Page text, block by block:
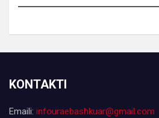
KONTAKTI
Emaili: infouraebashkuar@gmail.com